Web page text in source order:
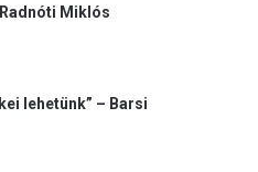
Miklós
lehetünk” – Barsi